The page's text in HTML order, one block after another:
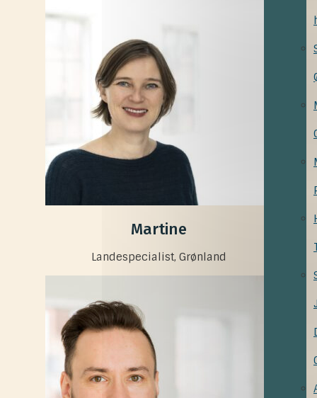
Martine
Landespecialist, Grønland